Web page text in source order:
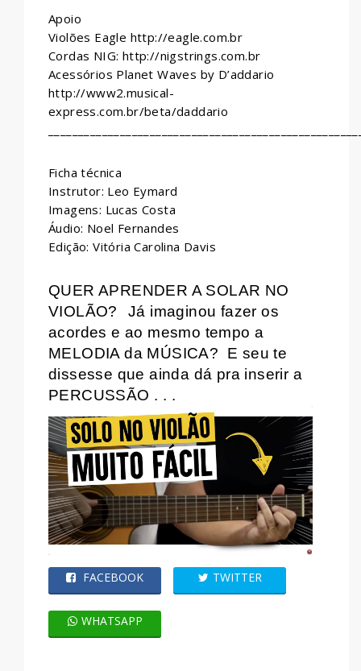
Apoio
Violões Eagle http://eagle.com.br
Cordas NIG: http://nigstrings.com.br
Acessórios Planet Waves by D’addario
http://www2.musical-
express.com.br/beta/daddario
Ficha técnica
Instrutor: Leo Eymard
Imagens: Lucas Costa
Áudio: Noel Fernandes
Edição: Vitória Carolina Davis
QUER APRENDER A SOLAR NO
VIOLÃO?
Já imaginou fazer os
acordes e ao mesmo tempo a
MELODIA da MÚSICA? E seu te
dissesse que ainda dá pra inserir a
PERCUSSÃO . . .
FACEBOOK TWITTER
WHATSAPP